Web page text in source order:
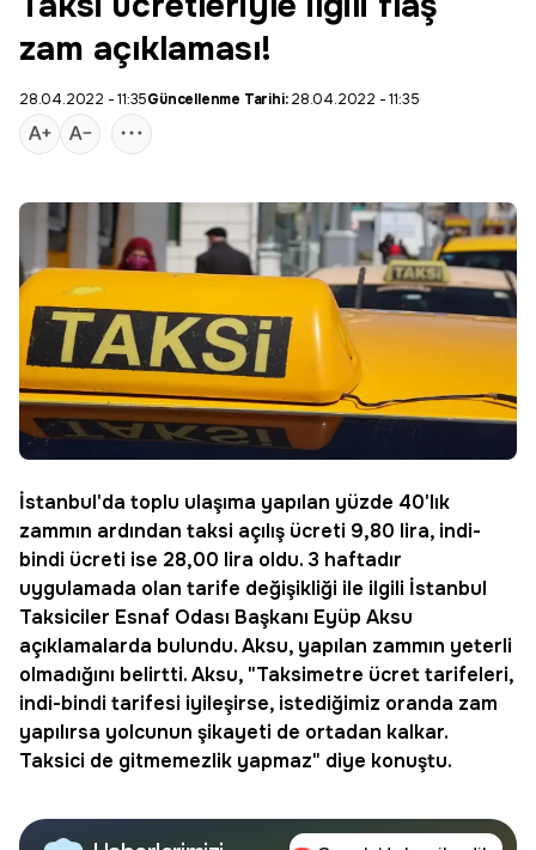
zam açıklaması!
28.04.2022 - 11:35Güncellenme Tarihi:28.04.2022 - 11:35
İstanbul'da toplu ulaşıma yapılan yüzde 40'lık
zammın ardından taksi açılış ücreti 9,80 lira, indi-
bindi ücreti ise 28,00 lira oldu. 3 haftadır
uygulamada olan tarife değişikliği ile ilgili İstanbul
Taksiciler Esnaf Odası Başkanı Eyüp Aksu
açıklamalarda bulundu. Aksu, yapılan zammın yeterli
olmadığını belirtti. Aksu, "Taksimetre ücret tarifeleri,
indi-bindi tarifesi iyileşirse, istediğimiz oranda zam
yapılırsa yolcunun şikayeti de ortadan kalkar.
Taksici de gitmemezlik yapmaz" diye konuştu.